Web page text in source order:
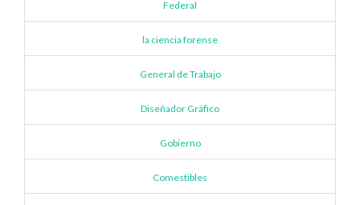
Federal
la ciencia forense
General de Trabajo
Diseñador Gráfico
Gobierno
Comestibles